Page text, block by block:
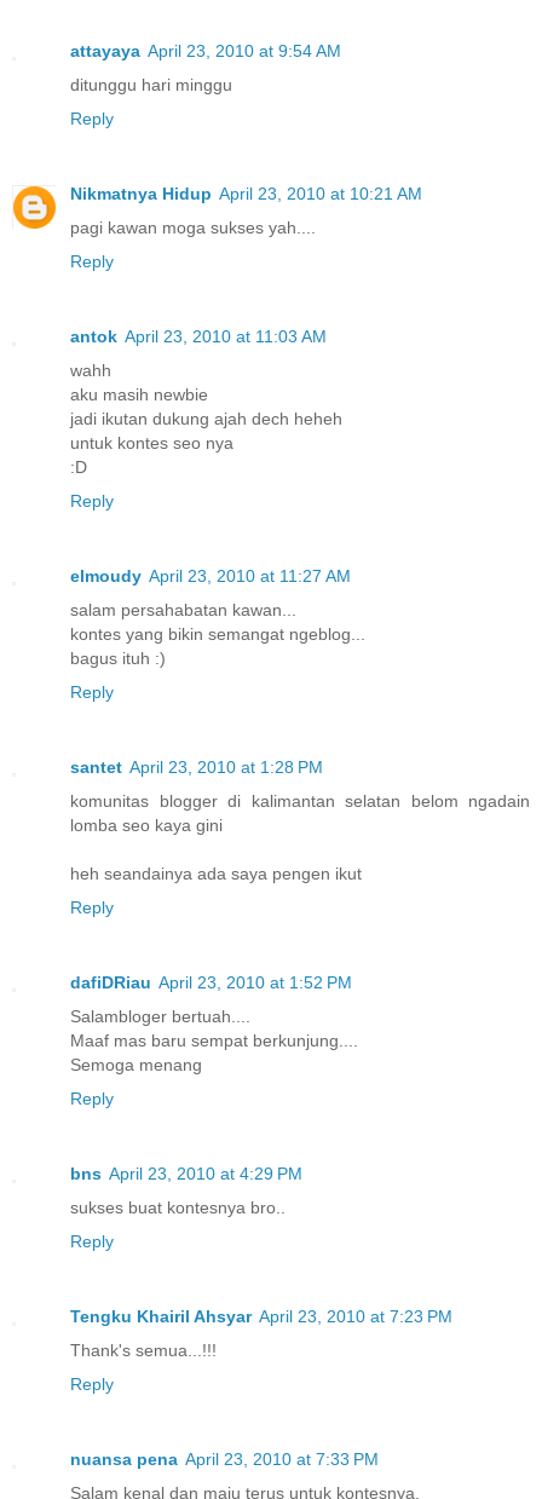
attayaya April 23, 2010 at 9:54 AM
ditunggu hari minggu
Reply
Nikmatnya Hidup April 23, 2010 at 10:21 AM
pagi kawan moga sukses yah....
Reply
antok April 23, 2010 at 11:03 AM
wahh
aku masih newbie
jadi ikutan dukung ajah dech heheh
untuk kontes seo nya
:D
Reply
elmoudy April 23, 2010 at 11:27 AM
salam persahabatan kawan...
kontes yang bikin semangat ngeblog...
bagus ituh :)
Reply
santet April 23, 2010 at 1:28 PM
komunitas blogger di kalimantan selatan belom ngadain
lomba seo kaya gini
heh seandainya ada saya pengen ikut
Reply
dafiDRiau April 23, 2010 at 1:52 PM
Salambloger bertuah....
Maaf mas baru sempat berkunjung....
Semoga menang
Reply
bns April 23, 2010 at 4:29 PM
sukses buat kontesnya bro..
Reply
Tengku Khairil Ahsyar April 23, 2010 at 7:23 PM
Thank's semua...!!!
Reply
nuansa pena April 23, 2010 at 7:33 PM
Salam kenal dan maju terus untuk kontesnya.